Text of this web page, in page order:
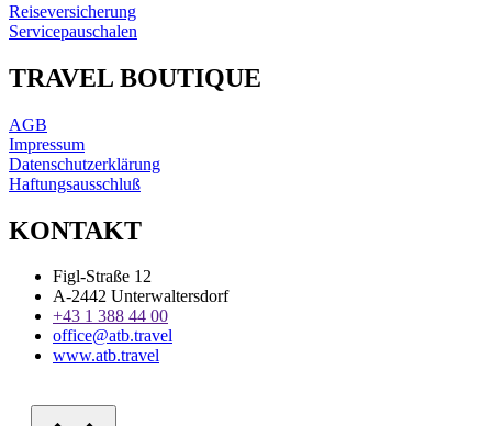
Reiseversicherung
Servicepauschalen
TRAVEL BOUTIQUE
AGB
Impressum
Datenschutzerklärung
Haftungsausschluß
KONTAKT
Figl-Straße 12
A-2442 Unterwaltersdorf
+43 1 388 44 00
office@atb.travel
www.atb.travel